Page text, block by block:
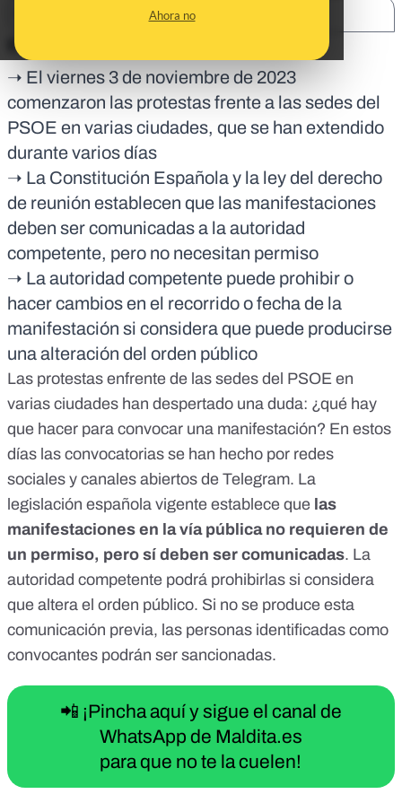
Ahora no
En corto:
➝ El viernes 3 de noviembre de 2023
comenzaron las protestas frente a las sedes del
PSOE en varias ciudades, que se han extendido
durante varios días
➝ La Constitución Española y la ley del derecho
de reunión establecen que las manifestaciones
deben ser comunicadas a la autoridad
competente, pero no necesitan permiso
➝ La autoridad competente puede prohibir o
hacer cambios en el recorrido o fecha de la
manifestación si considera que puede producirse
una alteración del orden público
Las protestas enfrente de las sedes del PSOE en
varias ciudades han despertado una duda: ¿qué hay
que hacer para convocar una manifestación? En estos
días las convocatorias se han hecho por redes
sociales y canales abiertos de Telegram. La
legislación española vigente establece que las
manifestaciones en la vía pública no requieren de
un permiso, pero sí deben ser comunicadas. La
autoridad competente podrá prohibirlas si considera
que altera el orden público. Si no se produce esta
comunicación previa, las personas identificadas como
convocantes podrán ser sancionadas.
📲 ¡Pincha aquí y sigue el canal de
WhatsApp de Maldita.es
para que no te la cuelen!